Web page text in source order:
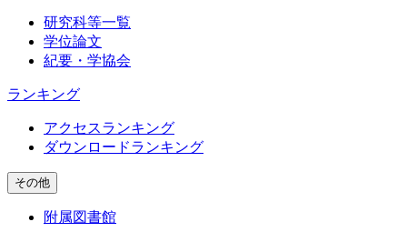
研究科等一覧
学位論文
紀要・学協会
ランキング
アクセスランキング
ダウンロードランキング
その他
附属図書館